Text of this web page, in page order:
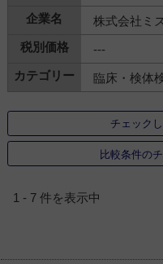
株式会社ミ
---
臨床・検体
チェック
比較条件の
1 - 7 件を表示中